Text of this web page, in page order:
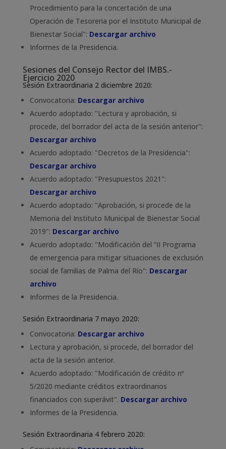
Procedimiento para la concertación de una
Operación de Tesoreria por el Instituto Municipal de
Bienestar Social": Descargar archivo
Informes de la Presidencia.
Sesiones del Consejo Rector del IMBS.-
Ejercicio 2020
Sesión Extraordinaria 2 diciembre 2020:
Convocatoria: Descargar archivo
Acuerdo adoptado: "Lectura y aprobación, si
procede, del borrador del acta de la sesión anterior":
Descargar archivo
Acuerdo adoptado: "Decretos de la Presidencia":
Descargar archivo
Acuerdo adoptado: "Presupuestos 2021":
Descargar archivo
Acuerdo adoptado: "Aprobación, si procede de la
Memoria del Instituto Municipal de Bienestar Social
2019": Descargar archivo
Acuerdo adoptado: "Modificación del “II Programa
de emergencia para mitigar situaciones de exclusión
social de familias de Palma del Río": Descargar
archivo
Informes de la Presidencia.
Sesión Extraordinaria 7 mayo 2020:
Convocatoria: Descargar archivo
Lectura y aprobación, si procede, del borrador del
acta de la sesión anterior.
Acuerdo adoptado: "Modificación de crédito nº
5/2020 mediante créditos extraordinarios
financiados con superávit". Descargar archivo
Informes de la Presidencia.
Sesión Extraordinaria 4 febrero 2020: